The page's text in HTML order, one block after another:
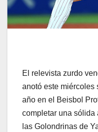
El relevista zurdo
anotó este miércoles
año en el Beisbol
completar una sólida
las Golondrinas de